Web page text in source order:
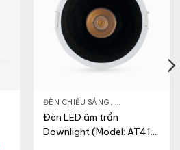
, THIẾT BỊ CHIẾU SÁNG
ĐÈN CHIẾU SÁNG , ĐÈN LED
Đèn LED âm trần
Downlight (Model: AT41